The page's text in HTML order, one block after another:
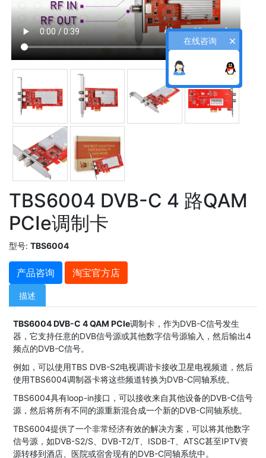
TBS6004 DVB-C 4 路QAM
PCIe调制卡
型号: TBS6004
产品咨询 淘宝官方店
描述
TBS6004 DVB-C 4 QAM PCIe调制卡，作为DVB-C信号发生
器，它支持任意的DVB信号源或其他数字信号源输入，然后输出4
频点的DVB-C信号。
例如，可以使用TBS DVB-S2电视调谐卡接收卫星电视频道，然后
使用TBS6004调制器卡将这些频道转换为DVB-C同轴系统。
TBS6004具有loop-in接口，可以接收来自其他设备的DVB-C信号
源，然后将所有不同的源重新混合成一个新的DVB-C同轴系统。
TBS6004提供了一个非常经济有效的解决方案，可以将其他数字
信号源，如DVB-S2/S、DVB-T2/T、ISDB-T、ATSC甚至IPTV资
源转移到酒店、医院或宿舍现有的DVB-C同轴系统中。
在线咨询 ×